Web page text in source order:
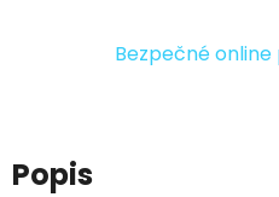
Bezpečné
Popis